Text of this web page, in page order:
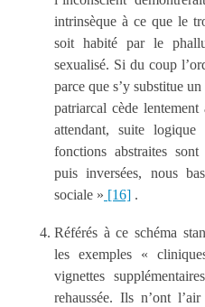
intrinsèque à ce que le
soit habité par le
sexualisé. Si du coup
parce que s’y substitue
patriarcal cède
attendant, suite
fonctions abstraites
puis inversées, nous
sociale » [16] .
Référés à ce schéma
les exemples «
vignettes
rehaussée. Ils n’ont